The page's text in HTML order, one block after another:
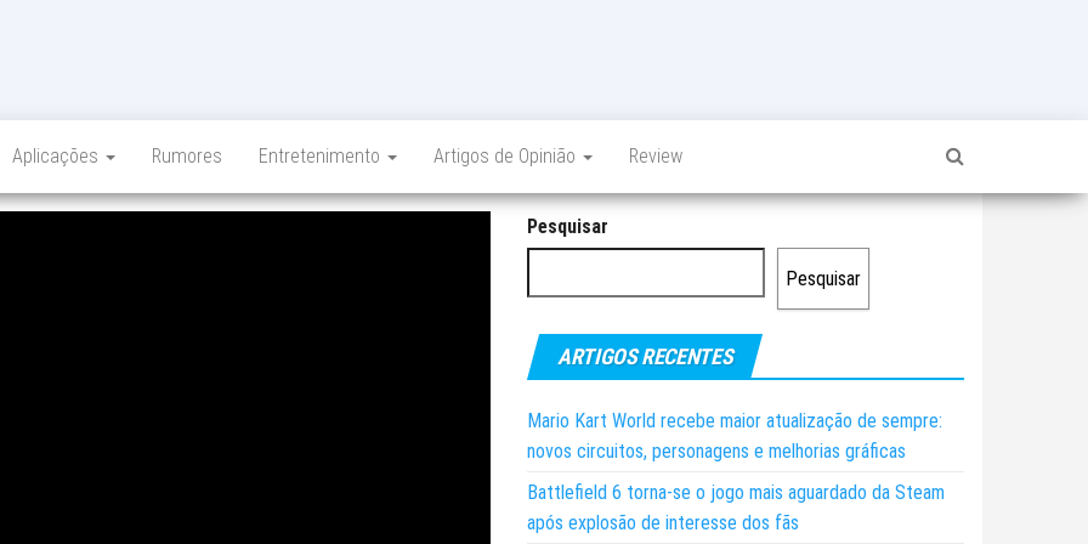
Aplicações Rumores Entretenimento Artigos de Opinião Review
Pesquisar
Pesquisar
ARTIGOS RECENTES
Mario Kart World recebe maior atualização de sempre:
novos circuitos, personagens e melhorias gráficas
Battlefield 6 torna-se o jogo mais aguardado da Steam
após explosão de interesse dos fãs